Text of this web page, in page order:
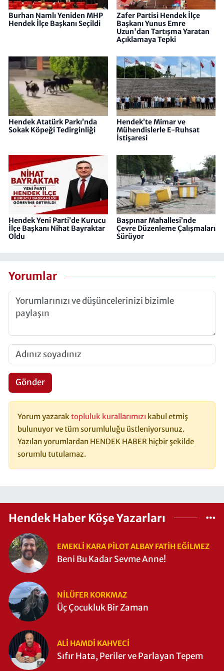
Burhan Namlı Yeniden MHP
Hendek İlçe Başkanı Seçildi
Zafer Partisi Hendek İlçe
Başkanı Yunus Emre
Uzun'dan Tartışma Yaratan
Açıklamaya Tepki
Hendek Atatürk Parkı’nda
Sokak Köpeği Tedirginliği
Hendek’te Mimar ve
Mühendislerle E-Ruhsat
İstişaresi
Hendek Yeni Parti’de Kurucu
İlçe Başkanı Nihat Bayraktar
Oldu
Başpınar Mahallesi’nde
Çevre Düzenleme Çalışmaları
Sürüyor
Yorumlar
Gönder
Yorum yazarak topluluk kurallarımızı kabul etmiş
bulunuyor ve tüm sorumluluğu üstleniyorsunuz.
Yazılan yorumlardan HENDEK HABER hiçbir şekilde
sorumlu tutulamaz.
Hendek Haber Köşe Yazarları
EMEKLI KARA PILOT ALBAY FATIH EĞİLMEZ
Beni Bu Kadar Sevme Anne!
NILÜFER KORKMAZ
Üç Çocukluk Bir Zaman
ALI HAMDI KAHVECİ
Sıfır Hata, Periler ve Parlayan Tepem